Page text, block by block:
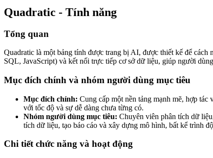
Quadratic - Tính năng
Tổng quan
Quadratic là một bảng tính được trang bị AI, được thiết kế để
SQL, JavaScript) và kết nối trực tiếp cơ sở dữ liệu, giúp người
Mục đích chính và nhóm người dùng mục tiêu
Mục đích chính: Cung cấp một nền tảng mạnh mẽ, hợp
với tốc độ và sự dễ dàng chưa từng có.
Nhóm người dùng mục tiêu: Chuyên viên phân tích dữ
tích dữ liệu, tạo báo cáo và xây dựng mô hình, bất kể trình
Chi tiết chức năng và hoạt động